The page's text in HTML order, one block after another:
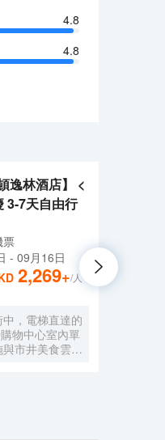
4.8
4.8
逸林酒店】 <
3-7天自由行
票
- 09月16日
2,269+/人
，電梯直達的
物中心室內單
市井美食雲